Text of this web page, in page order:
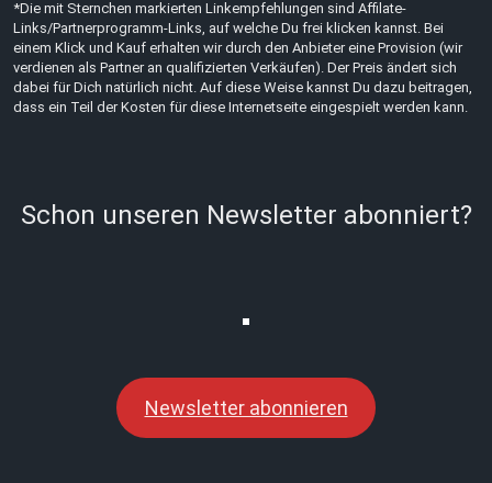
*Die mit Sternchen markierten Linkempfehlungen sind Affilate-
Links/Partnerprogramm-Links, auf welche Du frei klicken kannst. Bei
einem Klick und Kauf erhalten wir durch den Anbieter eine Provision (wir
verdienen als Partner an qualifizierten Verkäufen). Der Preis ändert sich
dabei für Dich natürlich nicht. Auf diese Weise kannst Du dazu beitragen,
dass ein Teil der Kosten für diese Internetseite eingespielt werden kann.
Schon unseren Newsletter abonniert?
Newsletter abonnieren